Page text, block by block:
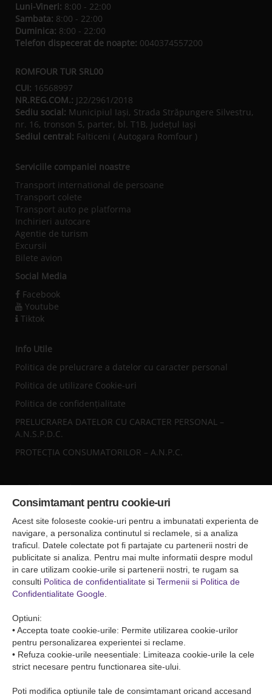
Luni-Vineri: 8:00 - 22:00
Sambata: 8:00 - 22:00
Duminica: 8:00 - 22:00
Telefon dispecerat de noapte: 0040374557200
ROMFOUR TUR SRL00
CUI: 16568997
NR.REG.COM.: J22/2961/2018
Sediu social: Municipiul Iaşi, Strada Străpungere Silvestru,
nr. 16, tronson 5, parter, bl. T1B, Județul Iaşi
Sediul central: Falticeni ( Autogara Romfour )
Serviciile companiei noastre
Transport international de persoane
Transport colete
Transport auto pe platforma
Inchirieri autocare
Agentie de turism
Excursii
Bilete avion
Social Media
Facebook
Youtube
Tiktok
Info Utile
Politica de prelucrare a datelor cu caracter personal
Politica de utilizare Cookie-uri
Politica de confidențialitate
PRELUCRAREA DATELOR CU CARACTER PERSONAL –
A.N.S.P.D.C.
PROTECȚIA CONSUMATORILOR – A.N.P.C.
Sediul central
Falticeni ( Autogara Romfour )
str. Plutonier Ghiniţă nr.8, Fălticeni, judeţul Suceava
0040374557200
Condiții de Transport
Condițiile de transport colete
Condițiile de transport persone
Consimtamant pentru cookie-uri
Acest site foloseste cookie-uri pentru a imbunatati experienta de
navigare, a personaliza continutul si reclamele, si a analiza
traficul. Datele colectate pot fi partajate cu partenerii nostri de
publicitate si analiza. Pentru mai multe informatii despre modul
in care utilizam cookie-urile si partenerii nostri, te rugam sa
consulti Politica de confidentialitate si Termenii si Politica de
Confidentialitate Google
Optiuni:
• Accepta toate cookie-urile: Permite utilizarea cookie-urilor
pentru personalizarea experientei si reclame.
• Refuza cookie-urile neesentiale: Limiteaza cookie-urile la cele
strict necesare pentru functionarea site-ului.
Poti modifica optiunile tale de consimtamant oricand accesand